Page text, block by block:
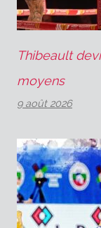
Thibeault
moyens
9 août 2026